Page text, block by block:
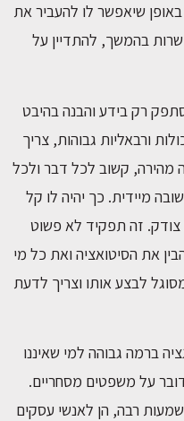
שיאפשר לו להעביר את
בהמשך, להתדיין על
רק בידע והבנה בהיבט
ורבאליות גבוהות, צריך
מהירה, קשוב לכל דבר ולכל
מיידית. כך יהיה לו קל
זה תפקיד לא פשוט
את הסיטואציה ואת כל מי
לבצע אותו וצריך לדעת
ברמה גבוהה למי שאיננו
על משפטים מסחריים.
רבה, הן לאנשי עסקים